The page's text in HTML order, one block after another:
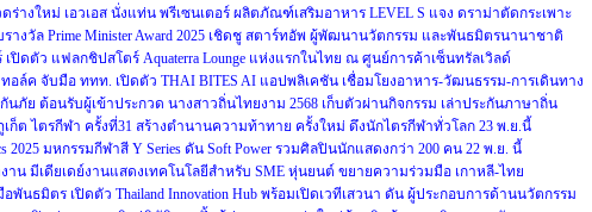
ร่างใหม่ เอวเอส นั่งแท่น พรีเซนเตอร์ ผลิตภัณฑ์เสริมอาหาร LEVEL S แจง ดราม่าตัดกระเพาะ
างวัล Prime Minister Award 2025 เชิดชู สตาร์ทอัพ ผู้พัฒนานวัตกรรม และพันธมิตรนานาชาติ
เปิดตัว แฟลกชิปสโตร์ Aquaterra Lounge แห่งแรกในไทย ณ ศูนย์การค้าเซ็นทรัลเวิลด์
อล์ค จับมือ ททท. เปิดตัว THAI BITES AI แอปพลิเคชัน เชื่อมโยงอาหาร-วัฒนธรรม-การเดินทาง
นภัย ต้อนรับผู้เข้าประกวด นางสาวถิ่นไทยงาม 2568 เก็บตัวผ่านกิจกรรม เล่าประกันภาษาถิ่น
เก็ต ไตรกีฬา ครั้งที่31 สร้างตำนานความท้าทาย ครั้งใหม่ ดึงนักไตรกีฬาทั่วโลก 23 พ.ย.นี้
2025 มหกรรมกีฬาสี Y Series ดัน Soft Power รวมศิลปินนักแสดงกว่า 200 คน 22 พ.ย. นี้
าน มีเดียเดย์งานแสดงเทคโนโลยีสำหรับ SME หุ่นยนต์ ขยายความร่วมมือ เกาหลี-ไทย
พันธมิตร เปิดตัว Thailand Innovation Hub พร้อมเปิดเวทีเสวนา ดัน ผู้ประกอบการด้านนวัตกรรม